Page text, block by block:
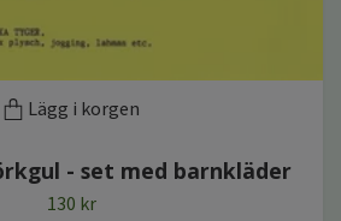
Lägg i korgen
- set med barnkläder
130 kr